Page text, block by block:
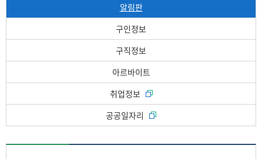
알림판
구인정보
구직정보
아르바이트
취업정보
공공일자리